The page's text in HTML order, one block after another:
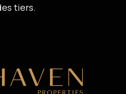
tiers.